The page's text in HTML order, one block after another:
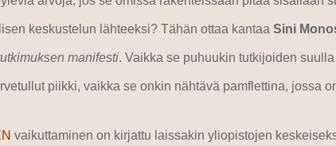
keskustelun lähteeksi? Tähän ottaa kantaa Sini
manifesti. Vaikka se puhuukin tutkijoiden
piikki, vaikka se onkin nähtävä pamflettina, jossa
vaikuttaminen on kirjattu laissakin yliopistojen